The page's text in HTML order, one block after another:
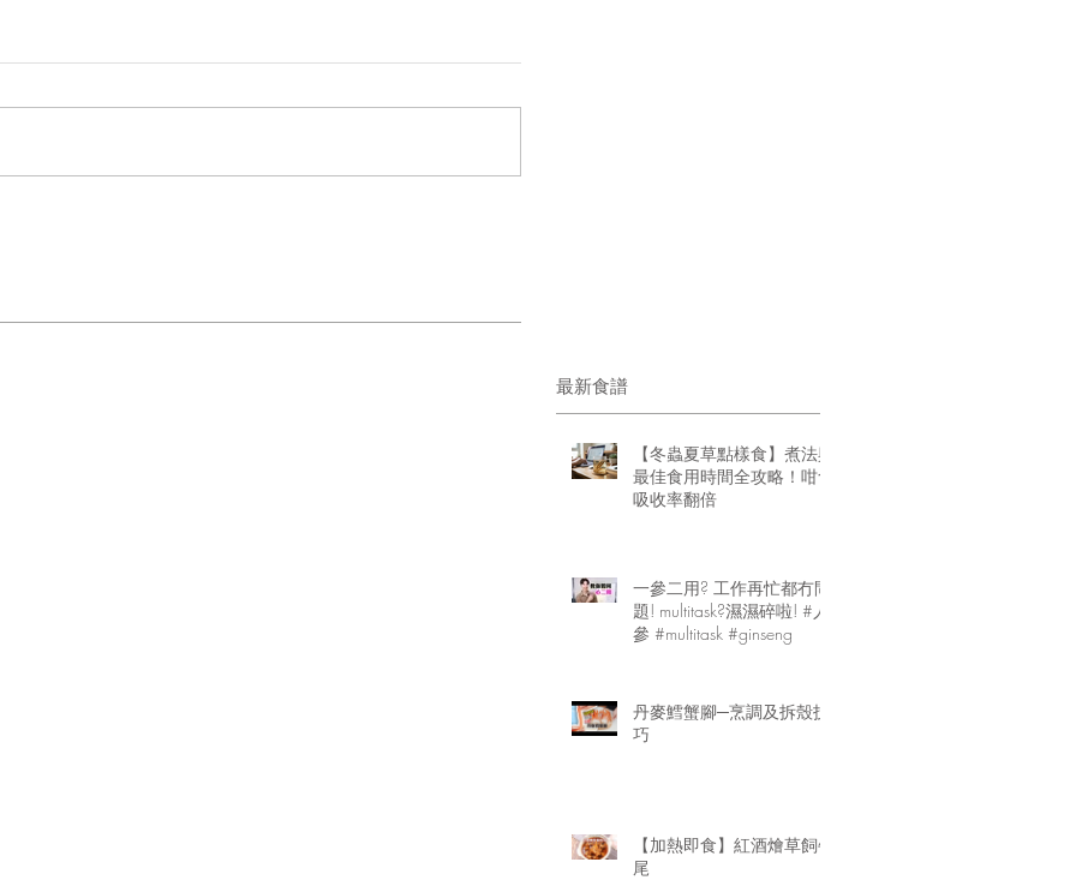
最新食譜
【冬蟲夏草點樣食】煮法與
最佳食用時間全攻略！咁食
吸收率翻倍
一參二用? 工作再忙都冇問
題! multitask?濕濕碎啦! #人
參 #multitask #ginseng
丹麥鱈蟹腳─烹調及拆殼技
巧
【加熱即食】紅酒燴草飼牛
尾